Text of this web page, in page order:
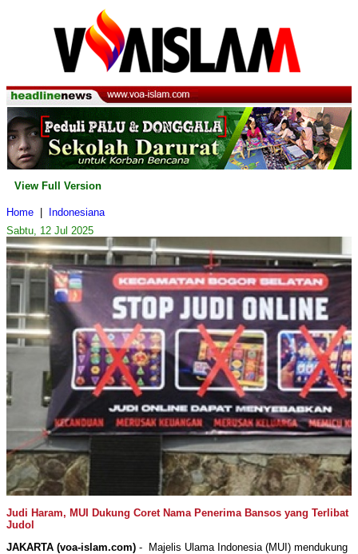
View Full Version
Home
Indonesiana
Sabtu, 12 Jul 2025
Judi Haram, MUI Dukung Coret Nama Penerima Bansos yang Terlibat
Judol
JAKARTA (voa-islam.com) - Majelis Ulama Indonesia (MUI) mendukung